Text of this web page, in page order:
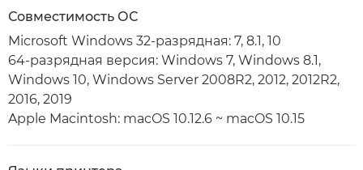
Совместимость ОС
Microsoft Windows 32-разрядная: 7, 8.1, 10
64-разрядная версия: Windows 7, Windows 8.1,
Windows 10, Windows Server 2008R2, 2012, 2012R2,
2016, 2019
Apple Macintosh: macOS 10.12.6 ~ macOS 10.15